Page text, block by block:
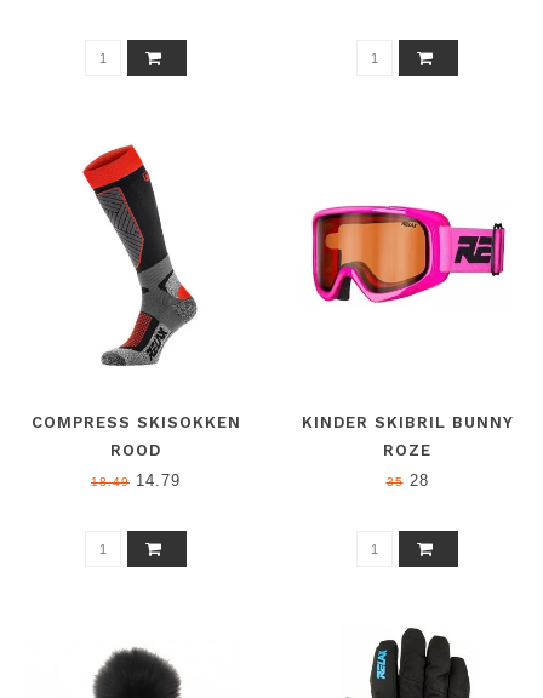
COMPRESS SKISOKKEN
ROOD
18.49 14.79
KINDER SKIBRIL BUNNY
ROZE
3528